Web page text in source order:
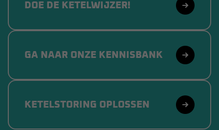
DOE DE KETELWIJZER!
GA NAAR ONZE KENNISBANK
KETELSTORING OPLOSSEN